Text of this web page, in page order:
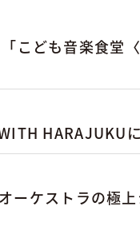
こども音楽食堂
HARAJUKU
ーケストラの極